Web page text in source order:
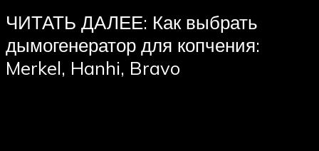
ЧИТАТЬ ДАЛЕЕ: Как выбрать
дымогенератор для копчения:
Merkel, Hanhi, Bravo